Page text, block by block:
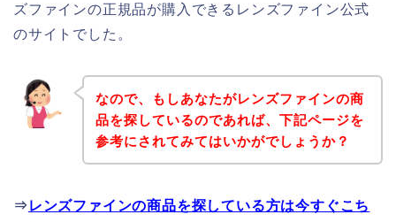
ズファインの正規品が購入できるレンズファイン公式
のサイトでした。
なので、もしあなたがレンズファインの商
品を探しているのであれば、下記ページを
参考にされてみてはいかがでしょうか？
⇒ レンズファインの商品を探している方は今すぐこち